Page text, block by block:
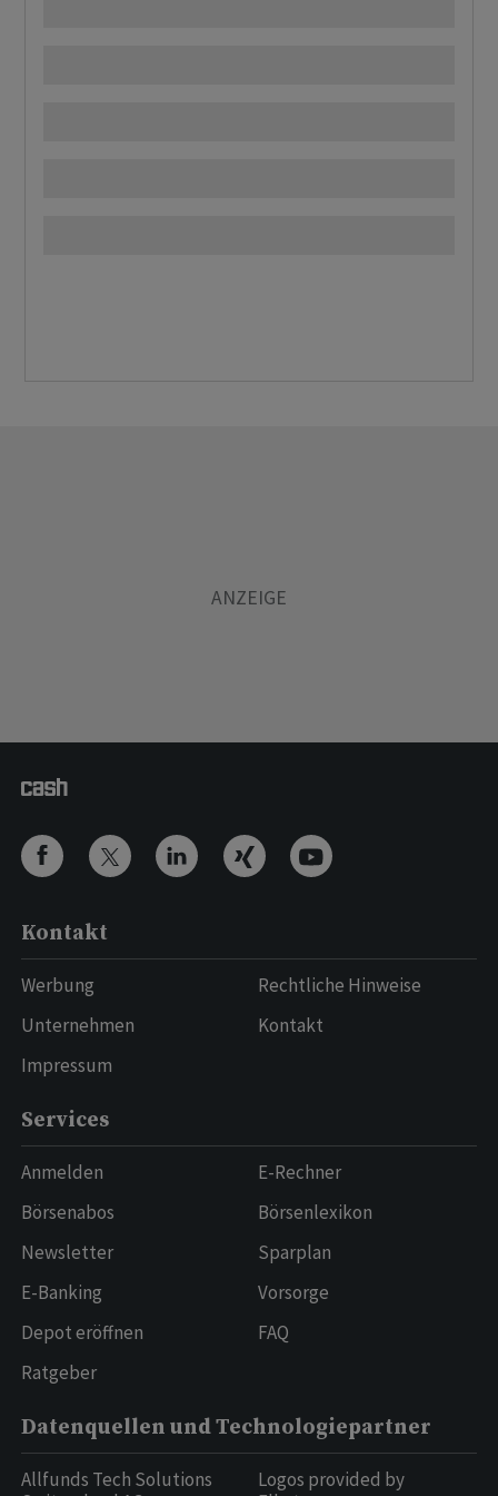
Kontakt
Werbung
Unternehmen
Impressum
Rechtliche Hinweise
Kontakt
Services
Anmelden
Börsenabos
Newsletter
E-Banking
Depot eröffnen
Ratgeber
E-Rechner
Börsenlexikon
Sparplan
Vorsorge
FAQ
Datenquellen und Technologiepartner
Allfunds Tech Solutions
Logos provided by